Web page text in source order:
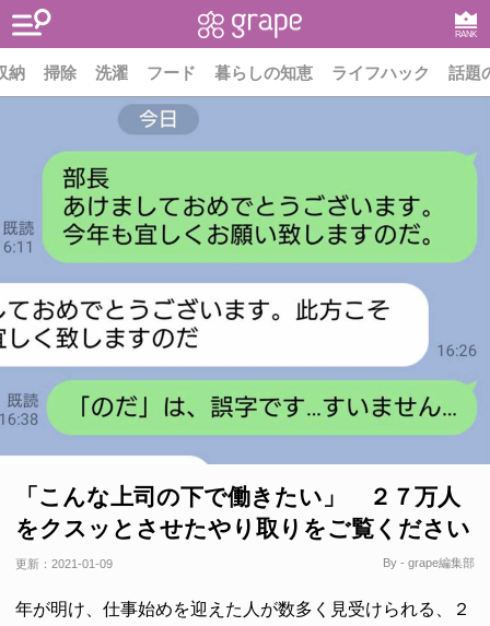
RANK
納 掃除 洗濯 フード 暮らしの知恵 ライフハック 話題
「こんな上司の下で働きたい」 ２７万人
をクスッとさせたやり取りをご覧ください
更新： 2021-01-09 By - grape編集部
年が明け、仕事始めを迎えた人が数多く見受けられる、２